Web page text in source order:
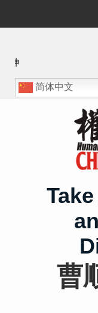
顾
简体中文
曹